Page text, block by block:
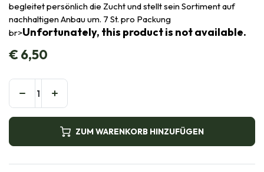
begleitet persönlich die Zucht und stellt sein Sortiment auf
nachhaltigen Anbau um. 7 St. pro Packung
br>Unfortunately, this product is not available.
€6,50
ZUM WARENKORB HINZUFÜGEN